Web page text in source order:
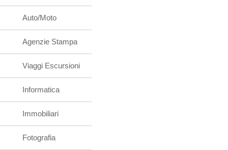
Auto/Moto
Agenzie Stampa
Viaggi Escursioni
Informatica
Immobiliari
Fotografia